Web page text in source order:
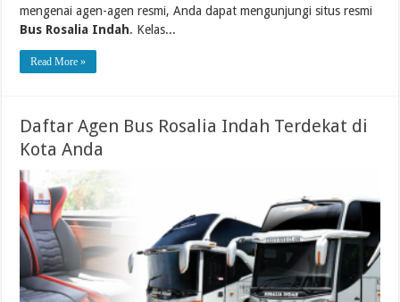
mengenai agen-agen resmi, Anda dapat mengunjungi situs resmi
Bus Rosalia Indah. Kelas...
Read More »
Daftar Agen Bus Rosalia Indah Terdekat di
Kota Anda